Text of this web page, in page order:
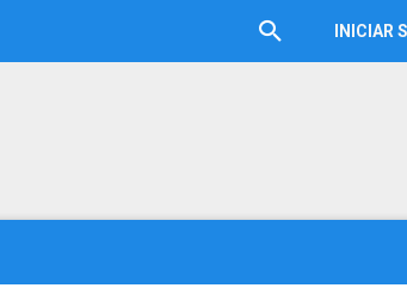
INICIAR